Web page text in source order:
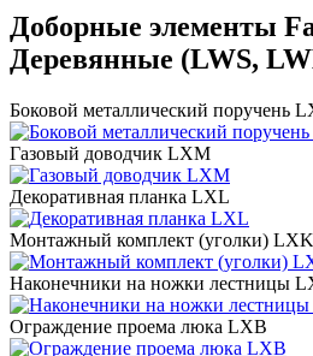
Доборные элементы
Деревянные (LWS,
Боковой металлический поручень
Газовый доводчик LXM
Декоративная планка LXL
Монтажный комплект (уголки) LXK
Наконечники на ножки лестницы
Ограждение проема люка LXB